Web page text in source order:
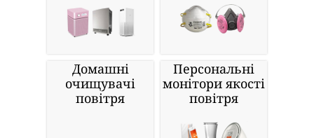
Домашні
очищувачі
повітря
Персональні
монітори якості
повітря